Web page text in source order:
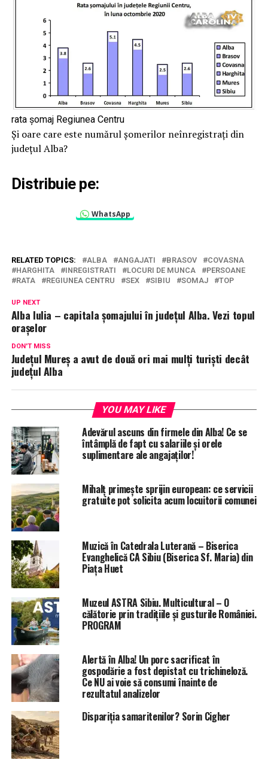
rata șomaj Regiunea Centru
Și oare care este numărul șomerilor neînregistrați din
județul Alba?
Distribuie pe:
WhatsApp
RELATED TOPICS: ALBA ANGAJATI BRASOV
COVASNA
HARGHITA
INREGISTRATI LOCURI DE MUNCA
PERSOANE
RATA
REGIUNEA CENTRU SEX SIBIU SOMAJ TOP
UP NEXT
Alba Iulia – capitala șomajului în județul Alba. Vezi topul
orașelor
DON'T MISS
Județul Mureș a avut de două ori mai mulți turiști decât
județul Alba
YOU MAY LIKE
Adevărul ascuns din firmele din Alba! Ce se
întâmplă de fapt cu salariile și orele
suplimentare ale angajaților!
Mihalț primește sprijin european: ce servicii
gratuite pot solicita acum locuitorii comunei
Muzică în Catedrala Luterană – Biserica
Evanghelică CA Sibiu (Biserica Sf. Maria) din
Piaţa Huet
Muzeul ASTRA Sibiu. Multicultural – O
călătorie prin tradițiile și gusturile României.
PROGRAM
Alertă în Alba! Un porc sacrificat în
gospodărie a fost depistat cu trichineloză.
Ce NU ai voie să consumi înainte de
rezultatul analizelor
Dispariția samaritenilor? Sorin Cigher